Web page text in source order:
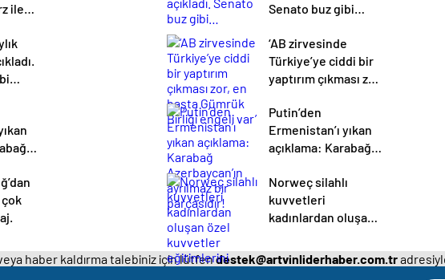
ile
Senato buz gibi…
‘AB zirvesinde
Türkiye’ye ciddi bir
yaptırım çıkması zor,
Birliği engeli var’
Putin’den
Ermenistan’ı yıkan
açıklama: Karabağ
ayrılmaz bir
parçasıdır!
Norweç silahlı
kuvvetleri
kadınlardan oluşan
eğitimlerini başlattı.
haber kaldırma talebiniz için lütfendestek@artvinliderhaber.com.tr